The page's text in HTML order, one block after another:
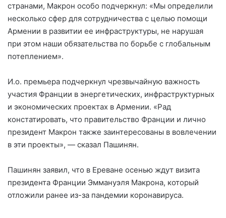
странами, Макрон особо подчеркнул: «Мы определили
несколько сфер для сотрудничества с целью помощи
Армении в развитии ее инфраструктуры, не нарушая
при этом наши обязательства по борьбе с глобальным
потеплением».
И.о. премьера подчеркнул чрезвычайную важность
участия Франции в энергетических, инфраструктурных
и экономических проектах в Армении. «Рад
констатировать, что правительство Франции и лично
президент Макрон также заинтересованы в вовлечении
в эти проекты», — сказал Пашинян.
Пашинян заявил, что в Ереване осенью ждут визита
президента Франции Эммануэля Макрона, который
отложили ранее из-за пандемии коронавируса.